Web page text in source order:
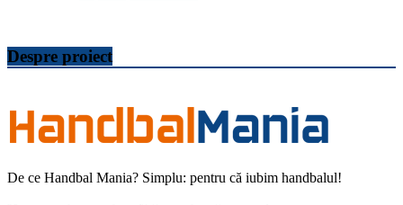
Despre proiect
De ce Handbal Mania? Simplu: pentru că iubim handbalul!